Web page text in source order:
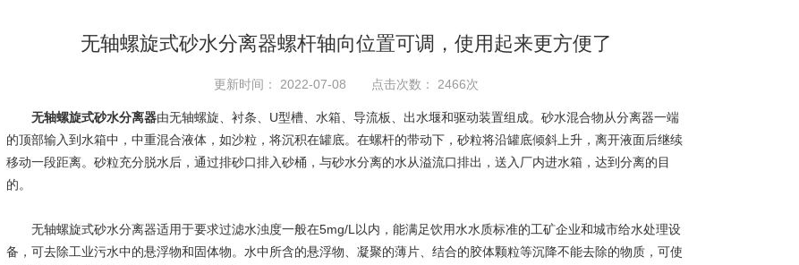
无轴螺旋式砂水分离器螺杆轴向位置可调，使用起来更方便了
更新时间： 2022-07-08 点击次数： 2466次
无轴螺旋式砂水分离器由无轴螺旋、衬条、U型槽、水箱、导流板、出水堰和驱动装置组成。砂水混合物从分离器一端
的顶部输入到水箱中，中重混合液体，如沙粒，将沉积在罐底。在螺杆的带动下，砂粒将沿罐底倾斜上升，离开液面后继续
移动一段距离。砂粒充分脱水后，通过排砂口排入砂桶，与砂水分离的水从溢流口排出，送入厂内进水箱，达到分离的目
的。
无轴螺旋式砂水分离器适用于要求过滤水浊度一般在5mg/L以内，能满足饮用水水质标准的工矿企业和城市给水处理设
备，可去除工业污水中的悬浮物和固体物。水中所含的悬浮物、凝聚的薄片、结合的胶体颗粒等沉降不能去除的物质，可使